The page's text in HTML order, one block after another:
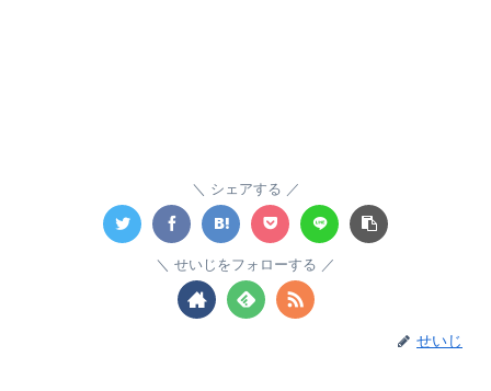
シェアする
せいじをフォローする
せいじ